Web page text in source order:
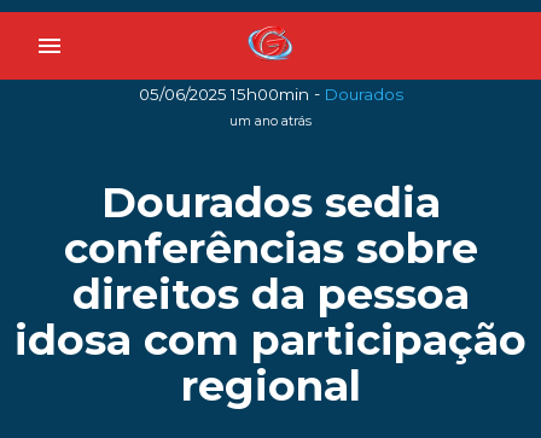
menu
05/06/2025 15h00min - Dourados
um ano atrás
Dourados sedia
conferências sobre
direitos da pessoa
idosa com participação
regional